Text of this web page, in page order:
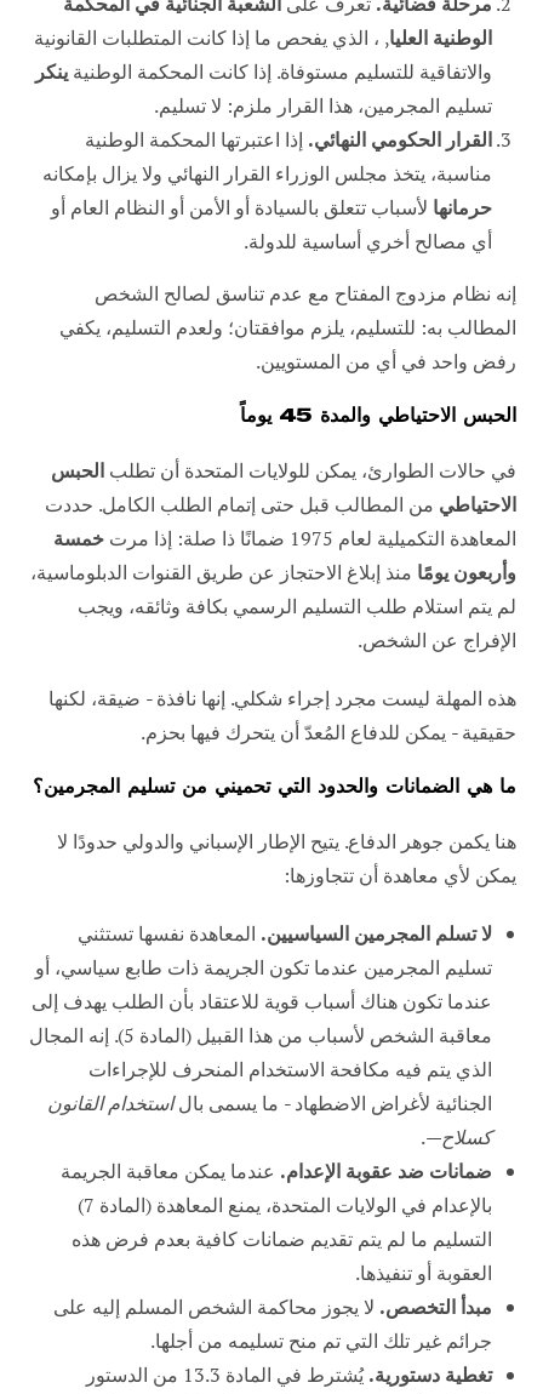
الوطنية العليا, ، الذي يفحص ما إذا كانت المتطلبات القانونية
والاتفاقية للتسليم مستوفاة. إذا كانت المحكمة الوطنيةينكر
تسليم المجرمين، هذا القرار ملزم: لا تسليم.
القرار الحكومي النهائي. إذا اعتبرتها المحكمة الوطنية
مناسبة، يتخذ مجلس الوزراء القرار النهائي ولا يزال بإمكانه
حرمانها لأسباب تتعلق بالسيادة أو الأمن أو النظام العام أو
أي مصالح أخري أساسية للدولة.
إنه نظام مزدوج المفتاح مع عدم تناسق لصالح الشخص
المطالب به: للتسليم، يلزم موافقتان؛ ولعدم التسليم، يكفي
رفض واحد في أي من المستويين.
الحبس الاحتياطي والمدة 45 يوماً
في حالات الطوارئ، يمكن للولايات المتحدة أن تطلبالحبس
الاحتياطي من المطالب قبل حتى إتمام الطلب الكامل. حددت
المعاهدة التكميلية لعام 1975 ضمانًا ذا صلة: إذا مرت
خمسة
وأربعون يومًا منذ إبلاغ الاحتجاز عن طريق القنوات الدبلوماسية،
لم يتم استلام طلب التسليم الرسمي بكافة وثائقه، ويجب
الإفراج عن الشخص.
هذه المهلة ليست مجرد إجراء شكلي. إنها نافذة - ضيقة، لكنها
حقيقية - يمكن للدفاع المُعدّ أن يتحرك فيها بحزم.
ما هي الضمانات والحدود التي تحميني من تسليم المجرمين؟
هنا يكمن جوهر الدفاع. يتيح الإطار الإسباني والدولي حدودًا لا
يمكن لأي معاهدة أن تتجاوزها:
لا تسلم المجرمين السياسيين. المعاهدة نفسها تستثني
تسليم المجرمين عندما تكون الجريمة ذات طابع سياسي، أو
عندما تكون هناك أسباب قوية للاعتقاد بأن الطلب يهدف إلى
معاقبة الشخص لأسباب من هذا القبيل (المادة 5). إنه المجال
الذي يتم فيه مكافحة الاستخدام المنحرف للإجراءات
الجنائية لأغراض الاضطهاد - ما يسمى بالاستخدام القانون
كسلاح—.
ضمانات ضد عقوبة الإعدام. عندما يمكن معاقبة الجريمة
بالإعدام في الولايات المتحدة، يمنع المعاهدة (المادة 7)
التسليم ما لم يتم تقديم ضمانات كافية بعدم فرض هذه
العقوبة أو تنفيذها.
مبدأ التخصص. لا يجوز محاكمة الشخص المسلم إليه على
جرائم غير تلك التي تم منح تسليمه من أجلها.
تغطية دستورية.
يُشترط في المادة 13.3 من الدستور